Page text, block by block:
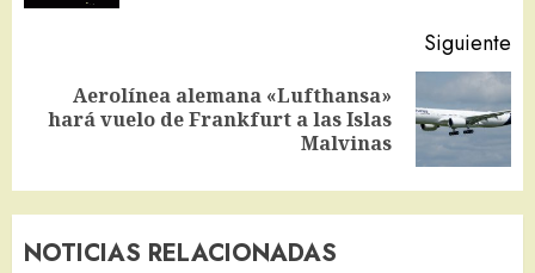
Siguiente
Siguiente
Aerolínea alemana «Lufthansa»
hará vuelo de Frankfurt a las Islas
Malvinas
NOTICIAS RELACIONADAS